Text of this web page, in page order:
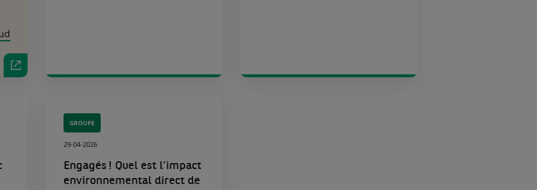
GROUPE
29-04-2026
Engagés ! Quel est l’impact
environnemental direct de